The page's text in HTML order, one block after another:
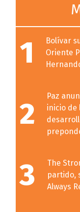
1
Bolívar
Oriente
2
Paz
inicio de
3
The
partido,
Always